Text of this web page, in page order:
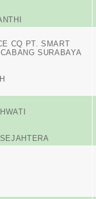
CQ PT. SMART
SURABAYA